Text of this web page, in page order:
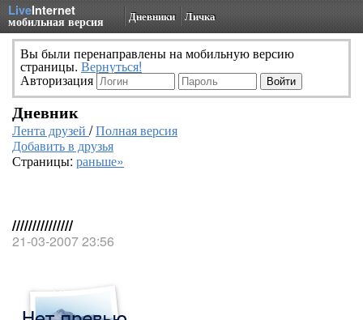
LiveInternet
мобильная версия Дневники Личка
Вы были перенаправлены на мобильную версию
страницы. Вернуться!
Авторизация
Дневник
Лента друзей /Полная версия
Добавить в друзья
Страницы: раньше»
///////////////
21-03-2007 23:56